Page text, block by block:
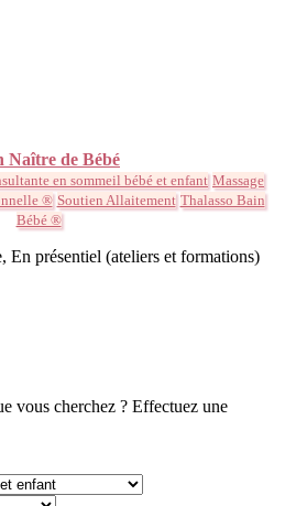
de Bébé
en sommeil bébé et enfant Massage
® Soutien Allaitement Thalasso Bain
Bébé ®
En présentiel (ateliers et formations)
vous cherchez ? Effectuez une